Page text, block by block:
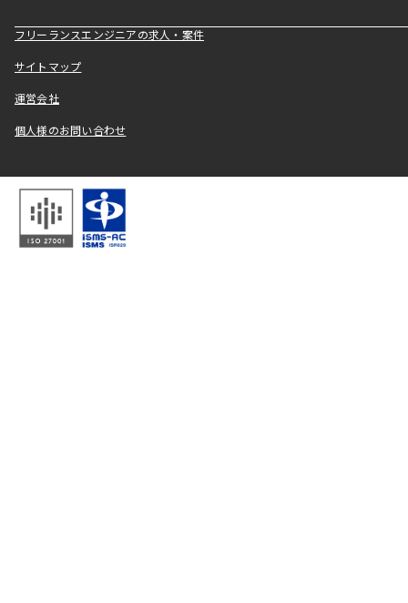
フリーランスエンジニアの求人・案件
サイトマップ
運営会社
個人様のお問い合わせ